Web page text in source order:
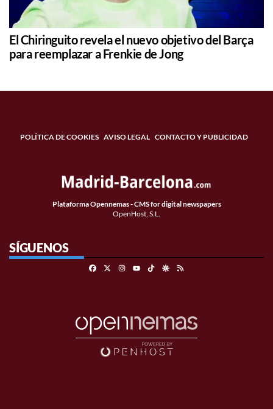
El Chiringuito revela el nuevo objetivo del Barça
para reemplazar a Frenkie de Jong
POLÍTICA DE COOKIES AVISO LEGAL CONTACTO Y PUBLICIDAD
Plataforma Opennemas - CMS for digital newspapers
OpenHost, S.L.
SÍGUENOS
FacebookInstagramTikTokGoogle Discover